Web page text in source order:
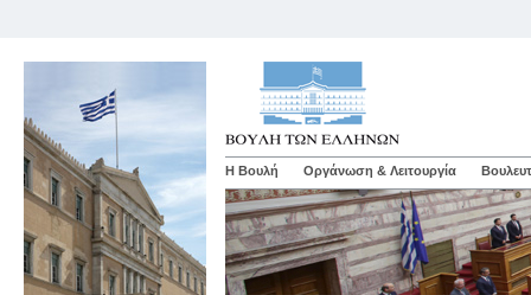
Η Βουλή Οργάνωση & Λειτουργία